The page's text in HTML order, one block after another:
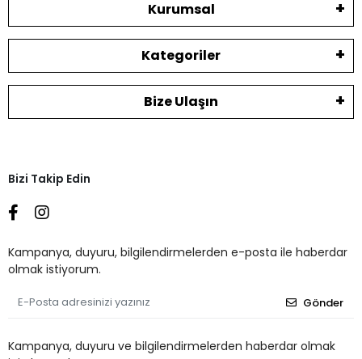
Kurumsal
Kategoriler
Bize Ulaşın
Bizi Takip Edin
Kampanya, duyuru, bilgilendirmelerden e-posta ile haberdar
olmak istiyorum.
Gönder
Kampanya, duyuru ve bilgilendirmelerden haberdar olmak